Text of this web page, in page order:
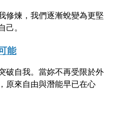
修煉，我們逐漸蛻變為更堅
。
能
破自我。當妳不再受限於外
原來自由與潛能早已在心